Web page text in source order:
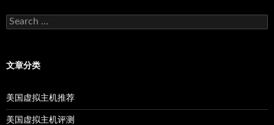
Search
for:
文章分类
美国虚拟主机推荐
美国虚拟主机评测